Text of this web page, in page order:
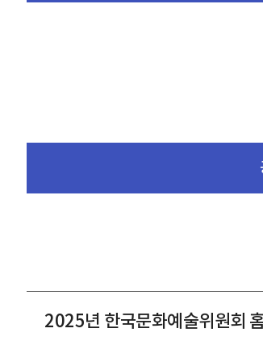
2025년 한국문화예술위원회